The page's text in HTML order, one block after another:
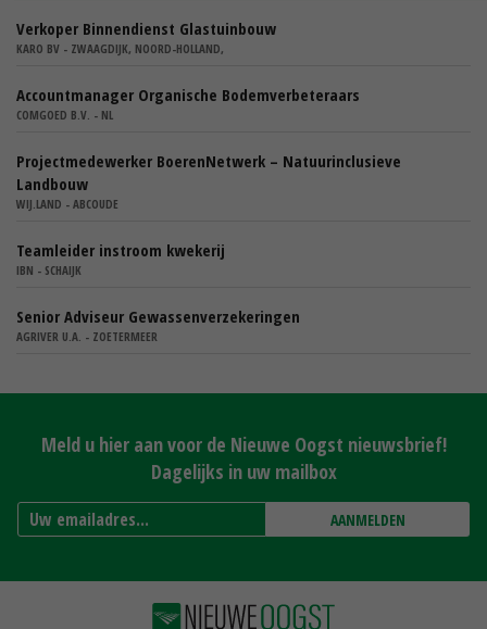
Verkoper Binnendienst Glastuinbouw
KARO BV - ZWAAGDIJK, NOORD-HOLLAND,
Accountmanager Organische Bodemverbeteraars
COMGOED B.V. - NL
Projectmedewerker BoerenNetwerk – Natuurinclusieve
Landbouw
WIJ.LAND - ABCOUDE
Teamleider instroom kwekerij
IBN - SCHAIJK
Senior Adviseur Gewassenverzekeringen
AGRIVER U.A. - ZOETERMEER
Meld u hier aan voor de Nieuwe Oogst nieuwsbrief!
Dagelijks in uw mailbox
AANMELDEN